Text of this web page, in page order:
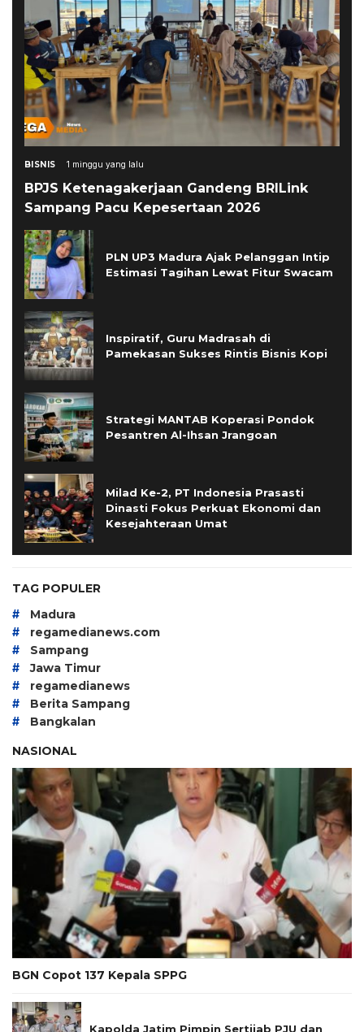
BISNIS 1 minggu yang lalu
BPJS Ketenagakerjaan Gandeng BRILink
Sampang Pacu Kepesertaan 2026
PLN UP3 Madura Ajak Pelanggan Intip
Estimasi Tagihan Lewat Fitur Swacam
Inspiratif, Guru Madrasah di
Pamekasan Sukses Rintis Bisnis Kopi
Strategi MANTAB Koperasi Pondok
Pesantren Al-Ihsan Jrangoan
Milad Ke-2, PT Indonesia Prasasti
Dinasti Fokus Perkuat Ekonomi dan
Kesejahteraan Umat
TAG POPULER
# Madura
# regamedianews.com
# Sampang
# Jawa Timur
# regamedianews
# Berita Sampang
#
Bangkalan
NASIONAL
BGN Copot 137 Kepala SPPG
Kapolda Jatim Pimpin Sertijab PJU dan